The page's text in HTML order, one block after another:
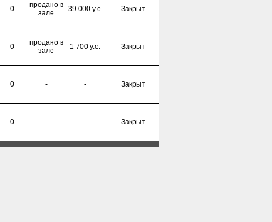
0
продано в
зале
39 000 y.e. Закрыт
0
продано в
зале
1 700 y.e. Закрыт
0 - - Закрыт
0 - - Закрыт